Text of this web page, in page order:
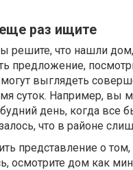
раз ищите
решите, что нашли
предложение,
выглядеть
суток. Например, вы
день, когда все
что в районе
представление о
осмотрите дом как